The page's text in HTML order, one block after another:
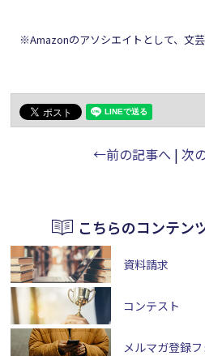
※Amazonのアソシエイトとして、文
←前の記事へ | 次
こちらのコンテン
資料請求
コンテスト
メルマガ登録